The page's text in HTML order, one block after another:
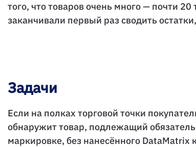
того, что товаров очень много — почти
заканчивали первый раз сводить
Задачи
Если на полках торговой точки
обнаружит товар, подлежащий
маркировке, без нанесённого DataMatrix